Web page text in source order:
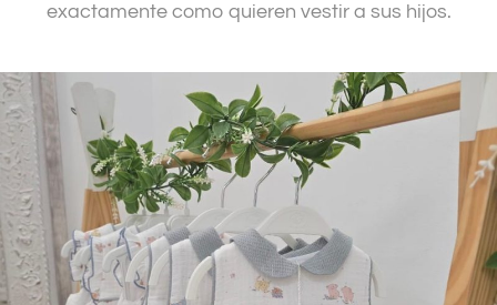
exactamente como quieren vestir a sus hijos.